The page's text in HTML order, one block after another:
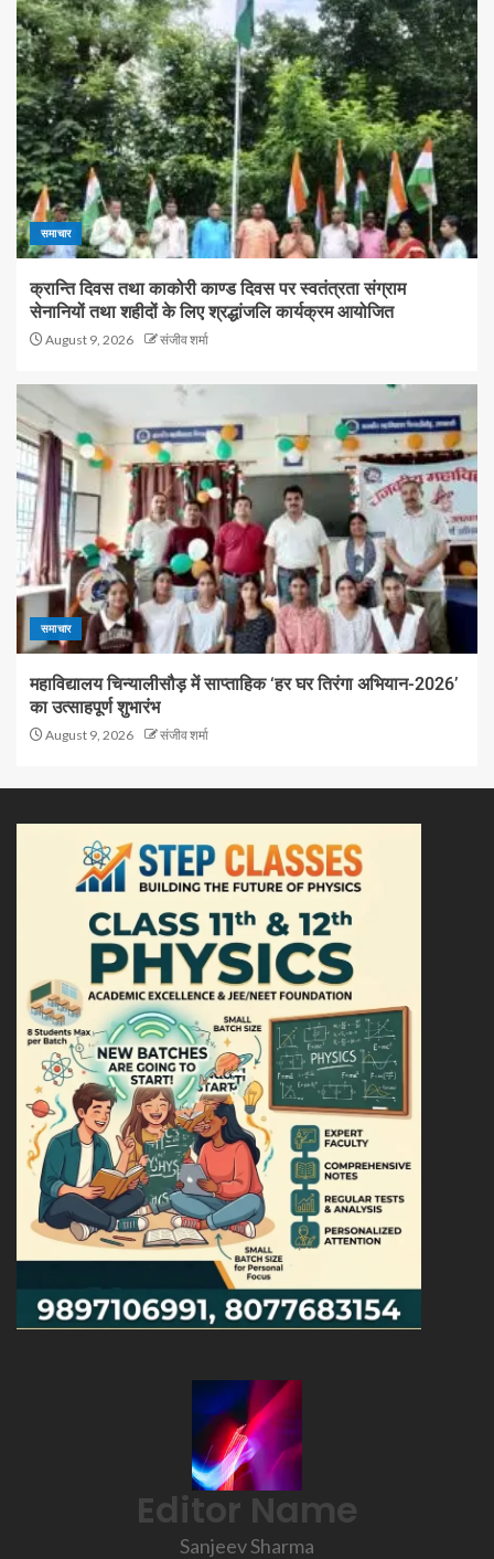
समाचार
क्रान्ति दिवस तथा काकोरी काण्ड दिवस पर स्वतंत्रता संग्राम
सेनानियों तथा शहीदों के लिए श्रद्धांजलि कार्यक्रम आयोजित
August 9, 2026 संजीव शर्मा
समाचार
महाविद्यालय चिन्यालीसौड़ में साप्ताहिक ‘हर घर तिरंगा अभियान-2026’
का उत्साहपूर्ण शुभारंभ
August 9, 2026 संजीव शर्मा
Editor Name
Sanjeev Sharma